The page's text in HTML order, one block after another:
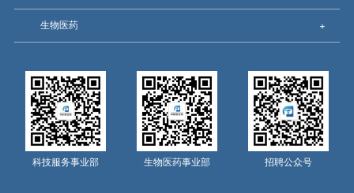
生物医药 +
科技服务事业部 生物医药事业部 招聘公众号